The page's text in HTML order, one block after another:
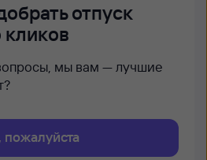
отпуск
кликов
мы вам — лучшие
пожалуйста